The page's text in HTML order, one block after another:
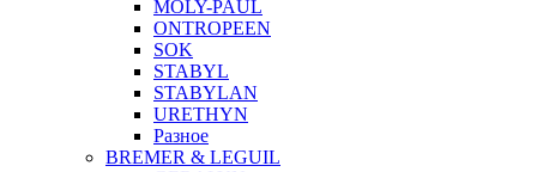
MOLY-PAUL
ONTROPEEN
SOK
STABYL
STABYLAN
URETHYN
Разное
BREMER & LEGUIL